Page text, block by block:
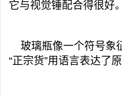
它与视觉锤配合得很好。
玻璃瓶像一个符号象
“正宗货”用语言表达了原